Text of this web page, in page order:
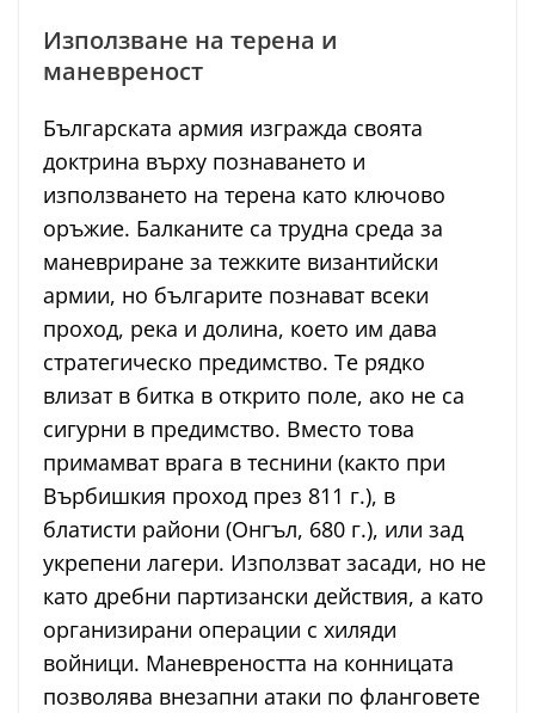
Използване на терена и
маневреност
Българската армия изгражда своята
доктрина върху познаването и
използването на терена като ключово
оръжие. Балканите са трудна среда за
маневриране за тежките византийски
армии, но българите познават всеки
проход, река и долина, което им дава
стратегическо предимство. Те рядко
влизат в битка в открито поле, ако не са
сигурни в предимство. Вместо това
примамват врага в теснини (както при
Върбишкия проход през 811 г.), в
блатисти райони (Онгъл, 680 г.), или зад
укрепени лагери. Използват засади, но не
като дребни партизански действия, а като
организирани операции с хиляди
войници. Маневреността на конницата
позволява внезапни атаки по фланговете